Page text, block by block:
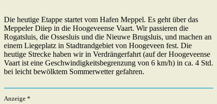
Die heutige Etappe startet vom Hafen Meppel. Es geht über das
Meppeler Diiep in die Hoogeveense Vaart. Wir passieren die
Rogatsluis, die Ossesluis und die Nieuwe Brugsluis, und machen an
einem Liegeplatz in Stadtrandgebiet von Hoogeveen fest. Die
heutige Strecke haben wir in Verdrängerfahrt (auf der Hoogeveense
Vaart ist eine Geschwindigkeitsbegrenzung von 6 km/h) in ca. 4 Std.
bei leicht bewölktem Sommerwetter gefahren.
Anzeige *